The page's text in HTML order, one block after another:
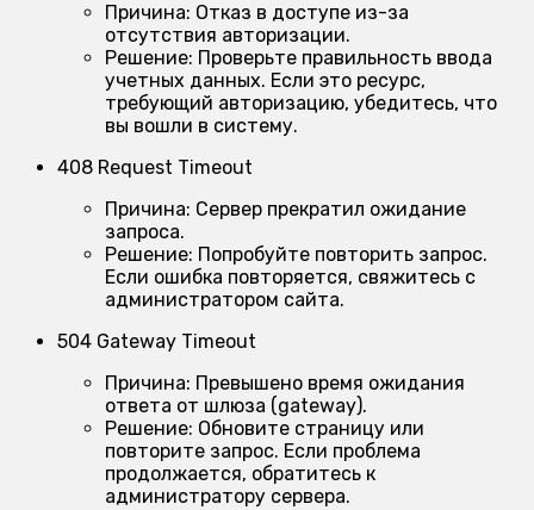
Причина: Отказ в доступе из-за
отсутствия авторизации.
Решение: Проверьте правильность ввода
учетных данных. Если это ресурс,
требующий авторизацию, убедитесь, что
вы вошли в систему.
408 Request Timeout
Причина: Сервер прекратил ожидание
запроса.
Решение: Попробуйте повторить запрос.
Если ошибка повторяется, свяжитесь с
администратором сайта.
504 Gateway Timeout
Причина: Превышено время ожидания
ответа от шлюза (gateway).
Решение: Обновите страницу или
повторите запрос. Если проблема
продолжается, обратитесь к
администратору сервера.